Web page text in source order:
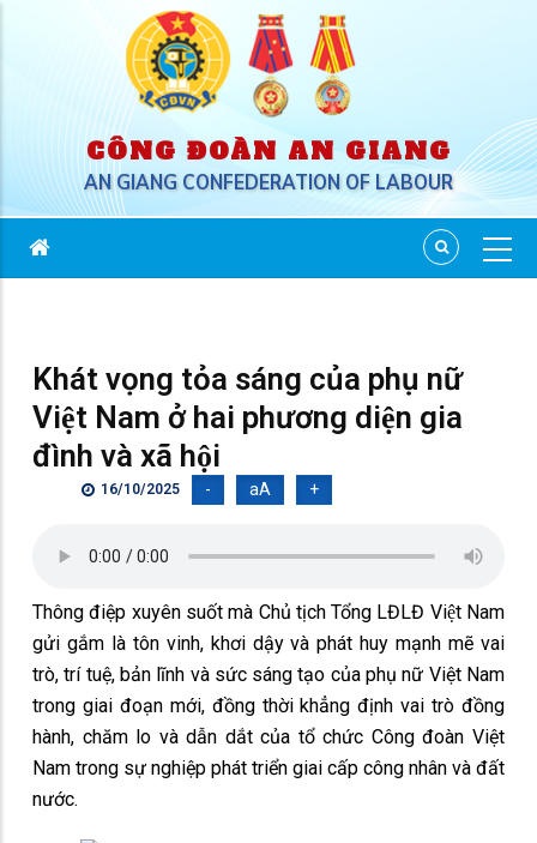
CÔNG ĐOÀN AN GIANG
AN GIANG CONFEDERATION OF LABOUR
Khát vọng tỏa sáng của phụ nữ
Việt Nam ở hai phương diện gia
đình và xã hội
16/10/2025 - aA +
Thông điệp xuyên suốt mà Chủ tịch Tổng LĐLĐ Việt Nam
gửi gắm là tôn vinh, khơi dậy và phát huy mạnh mẽ vai
trò, trí tuệ, bản lĩnh và sức sáng tạo của phụ nữ Việt Nam
trong giai đoạn mới, đồng thời khẳng định vai trò đồng
hành, chăm lo và dẫn dắt của tổ chức Công đoàn Việt
Nam trong sự nghiệp phát triển giai cấp công nhân và đất
nước.